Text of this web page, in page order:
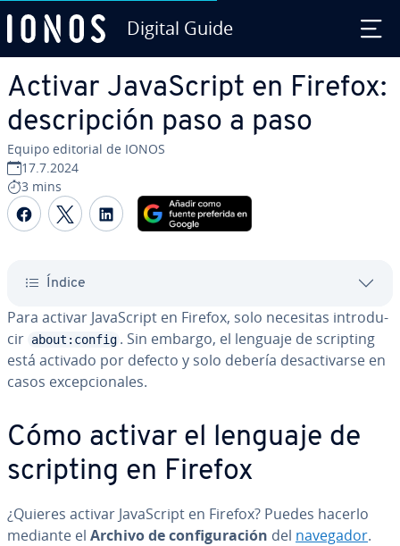
Digital Guide
Activar Ja­va­S­cri­pt en Firefox:
de­s­cri­p­ción paso a paso
Equipo editorial de IONOS
17.7.2024
3 mins
Compartir Facebook
Compartir Twitter
Compartir LinkedIn
Índice
Para activar Ja­va­S­cri­pt en Firefox, solo necesitas in­tro­du­
cir about:config . Sin embargo, el lenguaje de scripting
está activado por defecto y solo debería des­ac­ti­var­se en
casos ex­ce­p­cio­na­les.
Cómo activar el lenguaje de
scripting en Firefox
¿Quieres activar Ja­va­S­cri­pt en Firefox? Puedes hacerlo
mediante el Archivo de co­n­fi­gu­ra­ción del navegador.